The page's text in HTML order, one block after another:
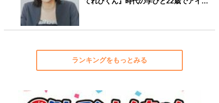
ランキングをもっとみる